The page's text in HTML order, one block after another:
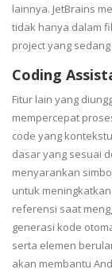
lainnya. JetBrains
tidak hanya dalam
project yang
Coding
Fitur lain yang
mempercepat
code yang
dasar yang sesuai
menyarankan
untuk
referensi saat
generasi kode
serta elemen
akan membantu